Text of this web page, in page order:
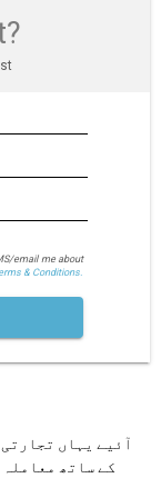
email me about
& Conditions.
آئیے یہاں
کے ساتھ